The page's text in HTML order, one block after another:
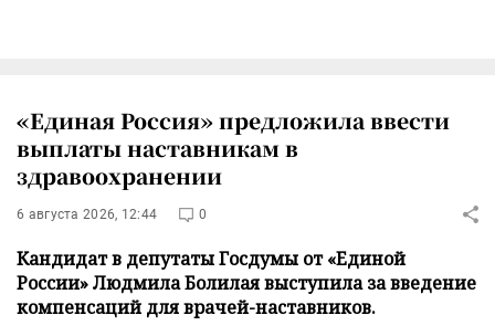
«Единая Россия» предложила ввести
выплаты наставникам в
здравоохранении
6 августа 2026, 12:44 0
Кандидат в депутаты Госдумы от «Единой
России» Людмила Болилая выступила за введение
компенсаций для врачей-наставников.